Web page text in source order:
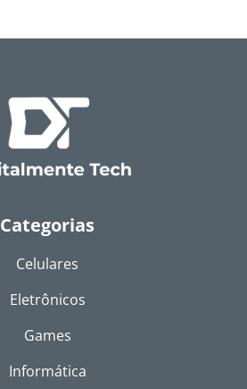
Categorias
Celulares
Eletrônicos
Games
Informática